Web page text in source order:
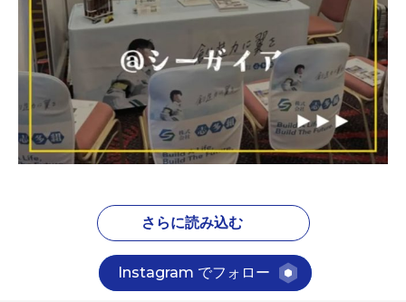
さらに読み込む
Instagram でフォロー